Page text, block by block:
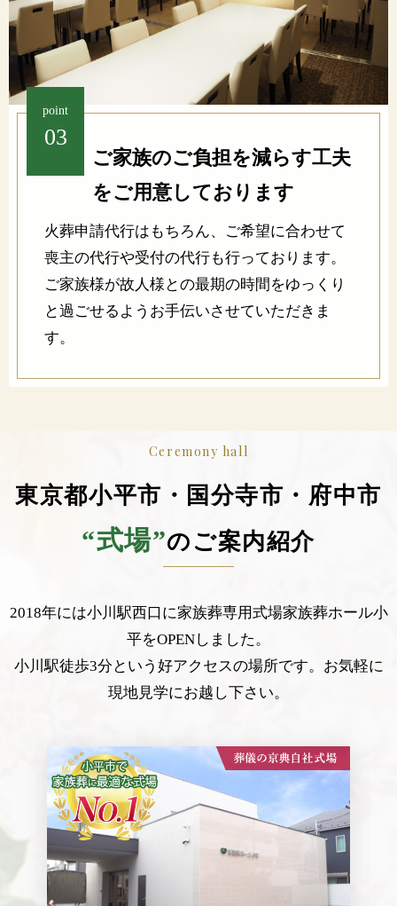
point
03
ご家族のご負担を減らす工夫
をご用意しております
火葬申請代行はもちろん、ご希望に合わせて
喪主の代行や受付の代行も行っております。
ご家族様が故人様との最期の時間をゆっくり
と過ごせるようお手伝いさせていただきま
す。
Ceremony hall
東京都小平市・国分寺市・府中市
“式場”のご案内紹介
2018年には小川駅西口に家族葬専用式場家族葬ホール小
平をOPENしました。
小川駅徒歩3分という好アクセスの場所です。お気軽に
現地見学にお越し下さい。